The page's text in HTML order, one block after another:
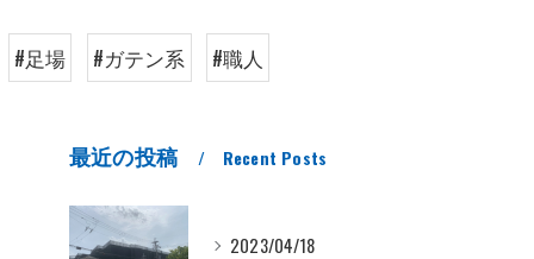
#足場 #ガテン系 #職人
最近の投稿 Recent Posts
2023/04/18